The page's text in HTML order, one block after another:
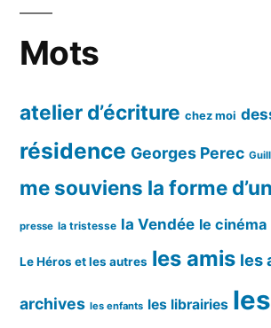
Mots
atelier d’écriture chez moi
résidence Georges Perec
me souviens la forme
presse la tristesse la Vendée le cinéma
Le Héros et les autres les amis les
archives les enfants les librairies